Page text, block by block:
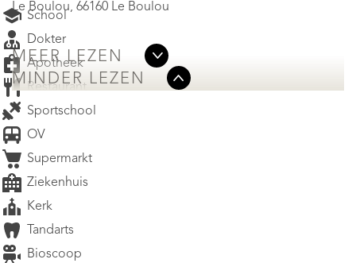
Le Boulou, 66160 Le Boulou
MEER LEZEN
MINDER LEZEN
School
Dokter
Apotheek
Restaurant
Sportschool
OV
Supermarkt
Ziekenhuis
Kerk
Tandarts
Bioscoop